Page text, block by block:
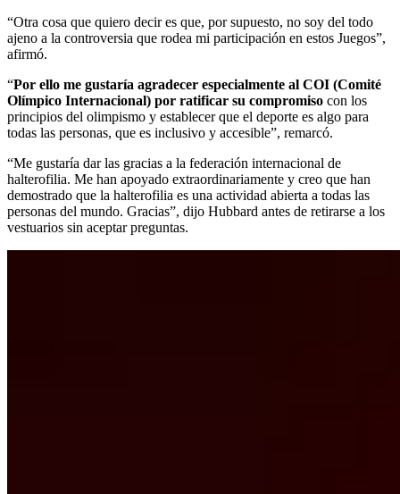
“Otra cosa que quiero decir es que, por supuesto, no soy del todo
ajeno a la controversia que rodea mi participación en estos Juegos”,
afirmó.
“Por ello me gustaría agradecer especialmente al COI (Comité
Olímpico Internacional) por ratificar su compromiso con los
principios del olimpismo y establecer que el deporte es algo para
todas las personas, que es inclusivo y accesible”, remarcó.
“Me gustaría dar las gracias a la federación internacional de
halterofilia. Me han apoyado extraordinariamente y creo que han
demostrado que la halterofilia es una actividad abierta a todas las
personas del mundo. Gracias”, dijo Hubbard antes de retirarse a los
vestuarios sin aceptar preguntas.